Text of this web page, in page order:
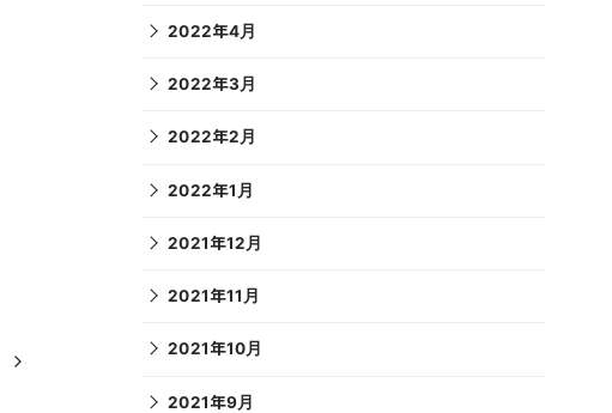
2022年4月
2022年3月
2022年2月
2022年1月
2021年12月
2021年11月
2021年10月
2021年9月